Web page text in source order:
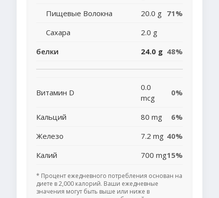
Пищевые Волокна 20.0 g 71%
Сахара
2.0 g
белки
24.0 g 48%
Витамин D
0.0
mcg
0%
Кальций 80 mg
6%
Железо
7.2 mg 40%
Калий
700 mg15%
* Процент ежедневного потребления основан на
диете в 2,000 калорий. Ваши ежедневные
значения могут быть выше или ниже в